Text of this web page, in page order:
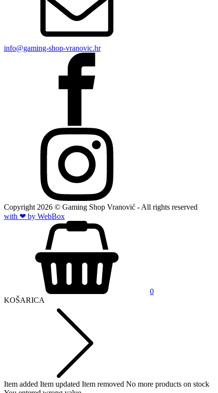
info@gaming-shop-vranovic.hr
Copyright 2026 © Gaming Shop Vranović - All rights reserved
with ❤ by WebBox
0
KOŠARICA
Item added Item updated Item removed No more products on stock